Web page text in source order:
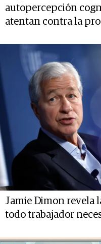
autopercepción
atentan contra la
Jamie Dimon revela
todo trabajador